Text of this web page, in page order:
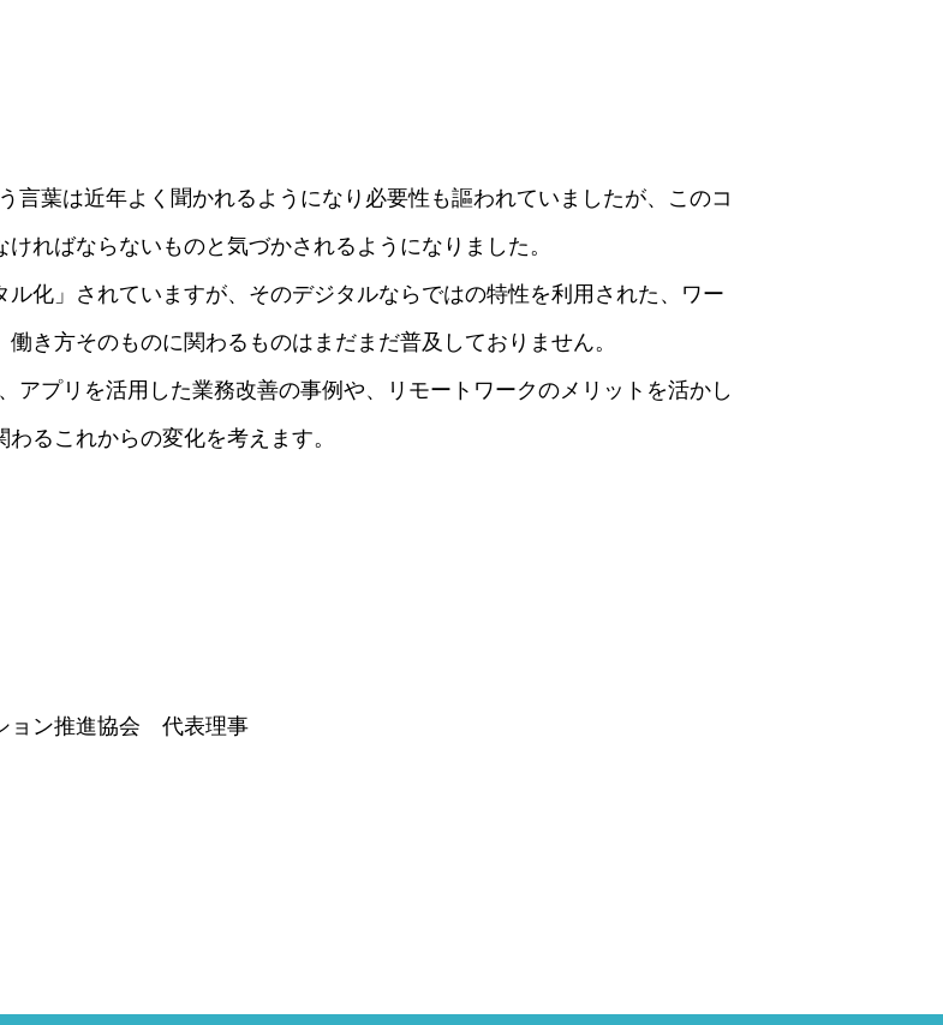
言葉は近年よく聞かれるようになり必要性も謳われていましたが、このコ
ればならないものと気づかされるようになりました。
化」されていますが、そのデジタルならではの特性を利用された、ワー
き方そのものに関わるものはまだまだ普及しておりません。
アプリを活用した業務改善の事例や、リモートワークのメリットを活かし
るこれからの変化を考えます。
ョン推進協会 代表理事